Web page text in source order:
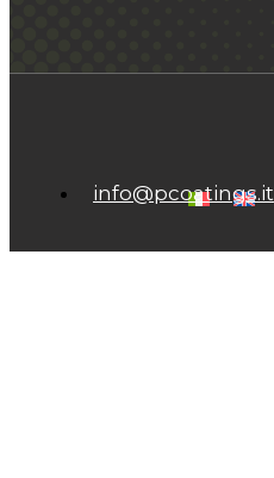
info@pcoatings.it